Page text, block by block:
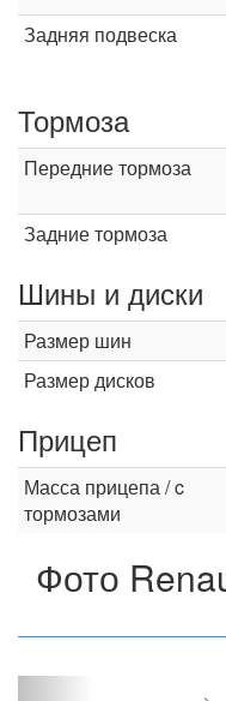
Задняя подвеска
Тормоза
Передние тормоза
Задние тормоза
Шины и диски
Размер шин
Размер дисков
Прицеп
Масса прицепа / c
тормозами
Фото